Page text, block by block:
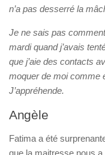
n’a pas desserré la
Je ne sais pas
mardi quand j’avais
que j’aie des contacts
moquer de moi comme
J’appréhende.
Angèle
Fatima a été
que la maitresse nous